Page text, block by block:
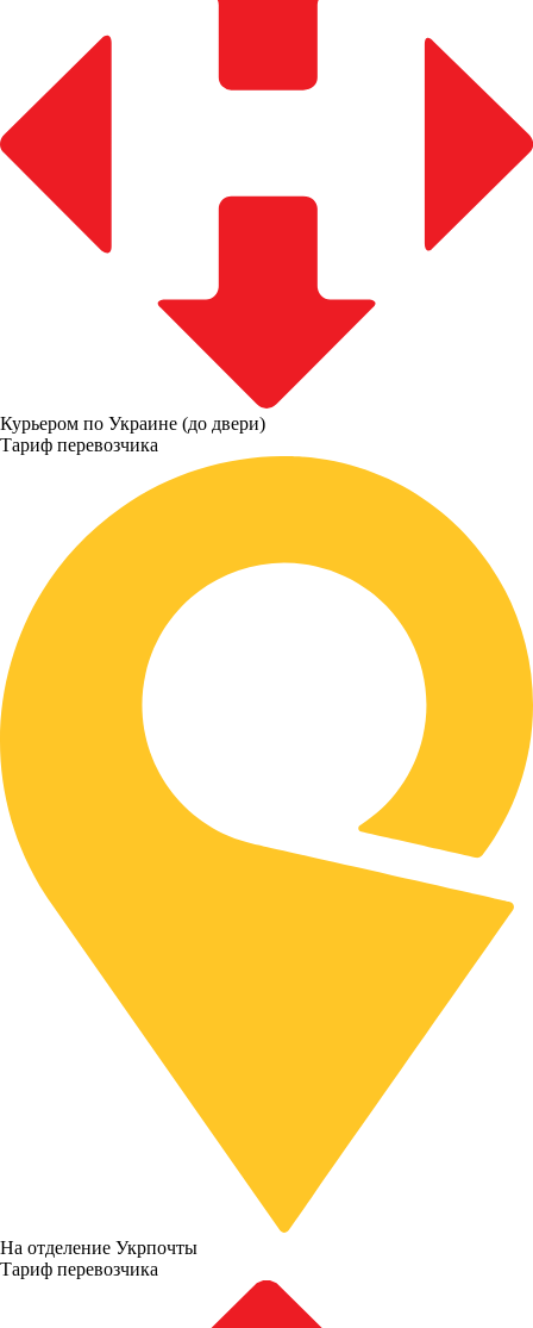
Курьером по Украине (до двери)
Тариф перевозчика
На отделение Укрпочты
Тариф перевозчика